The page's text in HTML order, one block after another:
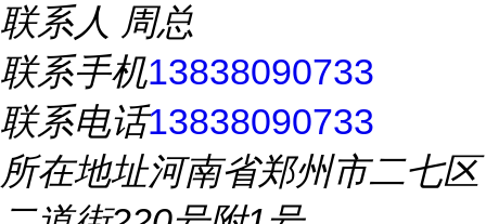
联系人 周总
联系手机13838090733
联系电话13838090733
所在地址河南省郑州市二七区